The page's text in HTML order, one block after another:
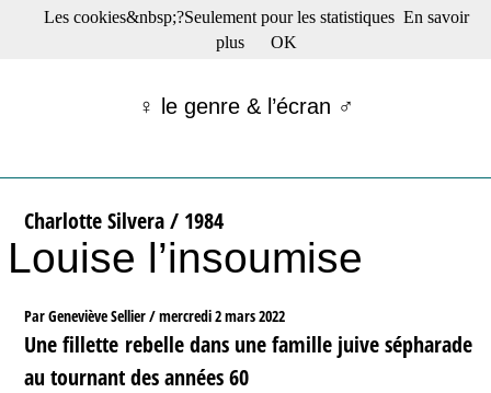
☰ Menu
Films récents
Tribunes
Bloc-notes
Archives
S’abonner à la Lettre !
♀ le genre & l’écran ♂
Charlotte Silvera / 1984
Louise l’insoumise
Par Geneviève Sellier /mercredi 2 mars 2022
Une fillette rebelle dans une famille juive sépharade
au tournant des années 60
Les cookies&nbsp;?Seulement pour les statistiques En savoir
plus
OK